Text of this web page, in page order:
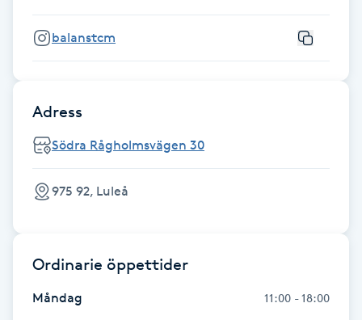
Huduppstramning
Hudvård
Hyaluronsyra
Hyperhidros
Hypnos
Hårbottenbehandling
balanstcm
Adress
Södra Rågholmsvägen 30
975 92, Luleå
Ordinarie öppettider
Måndag 11:00 - 18:00